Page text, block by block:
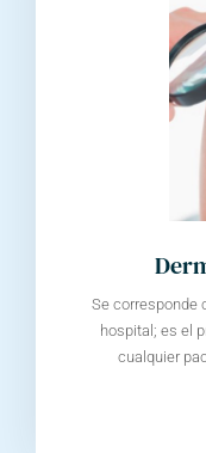
Se corresponde
hospital; es el
cualquier